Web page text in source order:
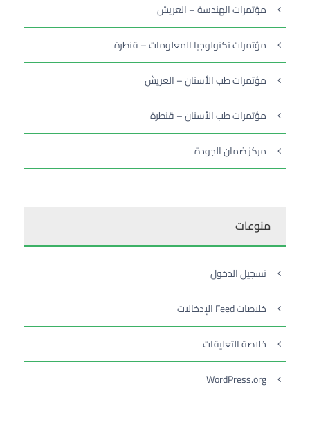
مؤتمرات الهندسة – العريش
مؤتمرات تكنولوجيا المعلومات – قنطرة
مؤتمرات طب الأسنان – العريش
مؤتمرات طب الأسنان – قنطرة
مركز ضمان الجودة
منوعات
تسجيل الدخول
خلاصات Feed الإدخالات
خلاصة التعليقات
WordPress.org